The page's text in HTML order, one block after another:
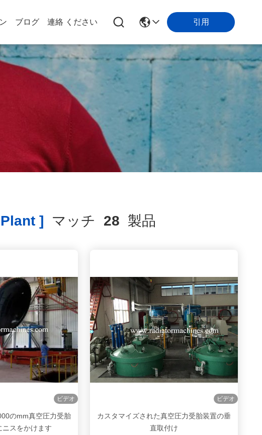
ブログ 連絡 ください 引用
] マッチ 28 製品
ビデオ
のmm真空圧力受胎
ニスをかけます
ビデオ
カスタマイズされた真空圧力受胎装置の垂
直取付け